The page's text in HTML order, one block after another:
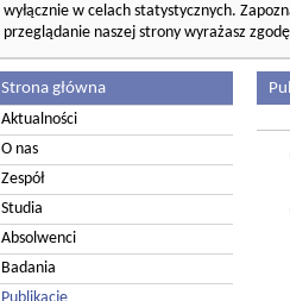
wyłącznie w celach statystycznych.
przeglądanie naszej strony wyrażasz
Strona główna
Aktualności
O nas
Zespół
Studia
Absolwenci
Badania